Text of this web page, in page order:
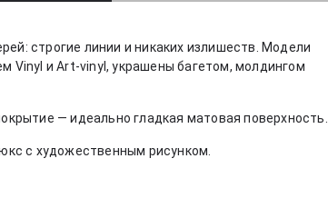
строгие линии и никаких излишеств. Модели
Vinyl и Art-vinyl, украшены багетом, молдингом
— идеально гладкая матовая поверхность.
с художественным рисунком.